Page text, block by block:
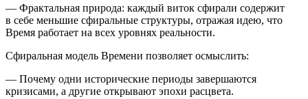
— Фрактальная природа: каждый виток сфирали содержит
в себе меньшие сфиральные структуры, отражая идею, что
Время работает на всех уровнях реальности.
Сфиральная модель Времени позволяет осмыслить:
— Почему одни исторические периоды завершаются
кризисами, а другие открывают эпохи расцвета.